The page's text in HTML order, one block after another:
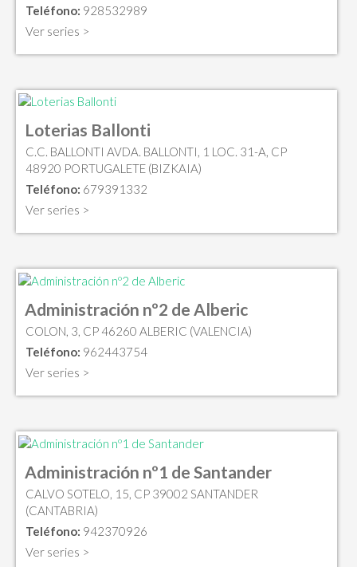
Teléfono: 928532989
Ver series >
Loterias Ballonti
C.C. BALLONTI AVDA. BALLONTI, 1 LOC. 31-A, CP
48920 PORTUGALETE (BIZKAIA)
Teléfono: 679391332
Ver series >
Administración nº2 de Alberic
COLON, 3, CP 46260 ALBERIC (VALENCIA)
Teléfono: 962443754
Ver series >
Administración nº1 de Santander
CALVO SOTELO, 15, CP 39002 SANTANDER
(CANTABRIA)
Teléfono: 942370926
Ver series >